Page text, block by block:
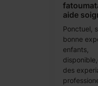
aide
Ponctuel,
bonne
enfants,
des